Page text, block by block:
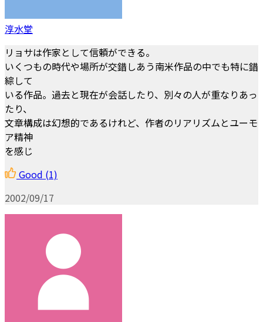
淳水堂
リョサは作家として信頼ができる。
いくつもの時代や場所が交錯しあう南米作品の中でも特に錯
綜して
いる作品。過去と現在が会話したり、別々の人が重なりあっ
たり、
文章構成は幻想的であるけれど、作者のリアリズムとユーモ
ア精神
を感じ
Good (1)
2002/09/17